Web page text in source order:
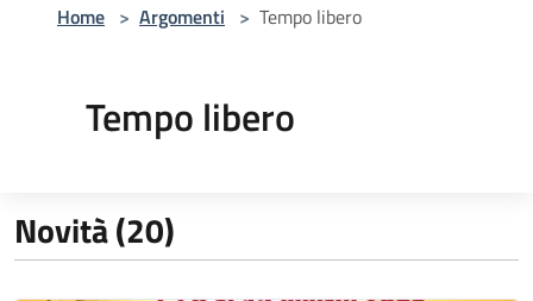
Home > Argomenti > Tempo libero
Tempo libero
Novità (20)